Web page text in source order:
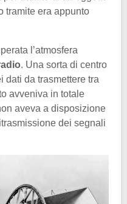
tramite era appunto
l’atmosfera
. Una sorta di centro
dati da trasmettere tra
avveniva in totale
aveva a disposizione
dei segnali